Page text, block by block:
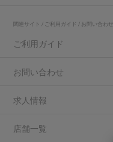
関連サイト / ご利用ガイド / お問い合わせ
ご利用ガイド
お問い合わせ
求人情報
店舗一覧